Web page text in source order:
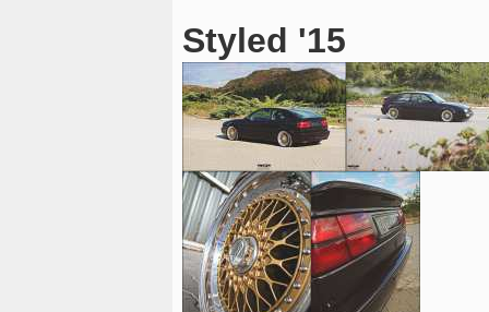
Styled '15